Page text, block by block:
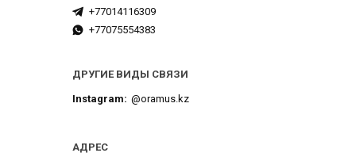
+77014116309
+77075554383
ДРУГИЕ ВИДЫ СВЯЗИ
Instagram @oramus.kz